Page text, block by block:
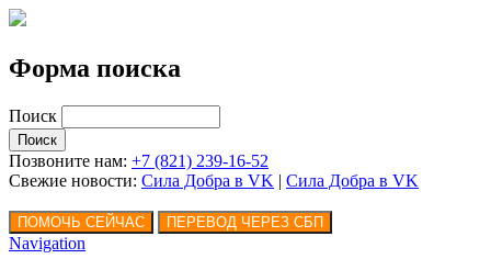
Форма поиска
Поиск
Позвоните нам: +7 (821) 239-16-52
Свежие новости: Сила Добра в VK | Сила Добра в VK
Navigation